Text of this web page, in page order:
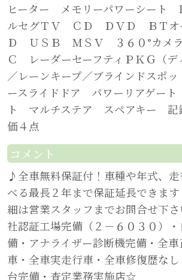
ヒーター メモリーパワーシート
ルセグＴＶ ＣＤ ＤＶＤ ＢＴオ
Ｄ ＵＳＢ ＭＳＶ ３６０°カメ
Ｃ レーダーセーフティＰＫＧ（デ
／レーンキープ／ブラインドスポ
ースライドドア パワーリアゲー
ト マルチステア スペアキー
価４点
コメント
♪全車無料保証付！車種や年式、
べる最長２年まで保証延長できま
細は営業スタッフまでお問合せ下
社認証工場完備（２－６０３０）
備・アナライザー診断機完備・全
車・全車実走行車・全車修復歴な
台完備・査定業務実施店☆